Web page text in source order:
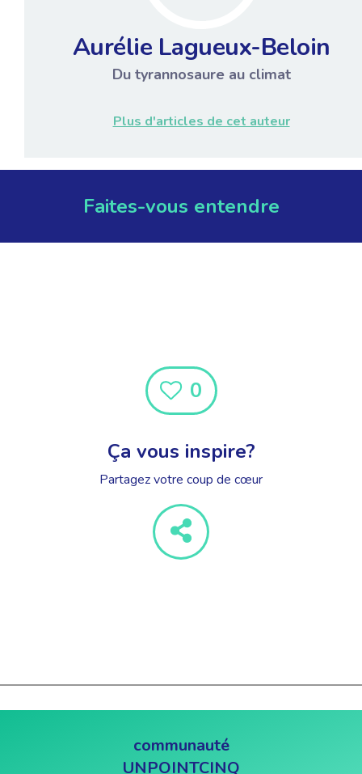
Aurélie Lagueux-Beloin
Du tyrannosaure au climat
Plus d'articles de cet auteur
Faites-vous entendre
0
Ça vous inspire?
Partagez votre coup de cœur
communauté
UNPOINTCINQ